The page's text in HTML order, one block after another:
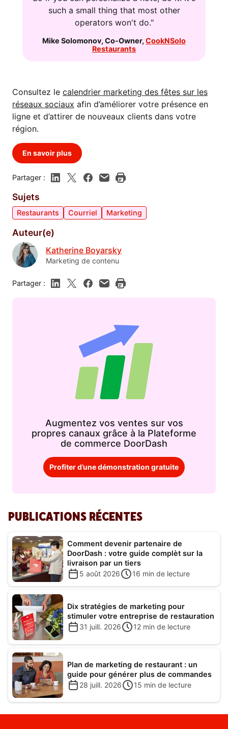
such a small thing that most other
operators won't do."
Mike Solomonov, Co-Owner, CookNSolo
Restaurants
Consultez le calendrier marketing des fêtes sur les
réseaux sociaux afin d’améliorer votre présence en
ligne et d’attirer de nouveaux clients dans votre
région.
En savoir plus
Partager :
Sujets
Restaurants Courriel Marketing
Auteur(e)
Katherine Boyarsky
Marketing de contenu
Partager :
Augmentez vos ventes sur vos
propres canaux grâce à la Plateforme
de commerce DoorDash
Profiter d’une démonstration gratuite
PUBLICATIONS RÉCENTES
Comment devenir partenaire de
DoorDash : votre guide complèt sur la
livraison par un tiers
5 août 2026
16 min de lecture
Dix stratégies de marketing pour
stimuler votre entreprise de restauration
31 juill. 2026
12 min de lecture
Plan de marketing de restaurant : un
guide pour générer plus de commandes
28 juill. 2026
15 min de lecture